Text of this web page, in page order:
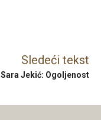
Sledeći tekst
Sara Jekić: Ogoljenost